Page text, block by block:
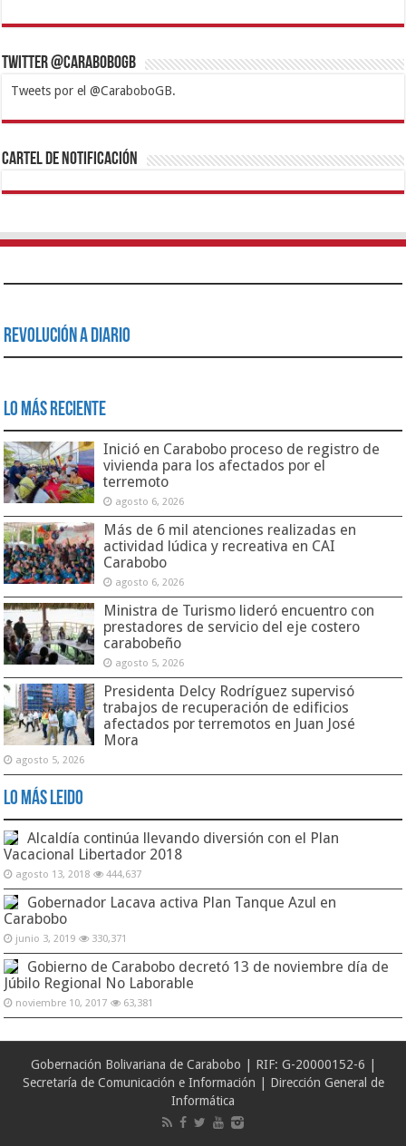
Twitter @CaraboboGB
Tweets por el @CaraboboGB.
1xbetBetturkeyBetistKralbetSupertotobetTipobetMatadorbetMariobet
https://mvbcasino.com/
Cartel de Notificación
Revolución a Diario
Lo Más Reciente
Inició en Carabobo proceso de registro de
vivienda para los afectados por el
terremoto
agosto 6, 2026
Más de 6 mil atenciones realizadas en
actividad lúdica y recreativa en CAI
Carabobo
agosto 6, 2026
Ministra de Turismo lideró encuentro con
prestadores de servicio del eje costero
carabobeño
agosto 5, 2026
Presidenta Delcy Rodríguez supervisó
trabajos de recuperación de edificios
afectados por terremotos en Juan José
Mora
agosto 5, 2026
Lo Más Leido
Alcaldía continúa llevando diversión con el Plan
Vacacional Libertador 2018
agosto 13, 2018 444,637
Gobernador Lacava activa Plan Tanque Azul en
Carabobo
junio 3, 2019 330,371
Gobierno de Carabobo decretó 13 de noviembre día de
Júbilo Regional No Laborable
noviembre 10, 2017 63,381
Gobernación Bolivariana de Carabobo | RIF: G-20000152-6 |
Secretaría de Comunicación e Información | Dirección General de
Informática